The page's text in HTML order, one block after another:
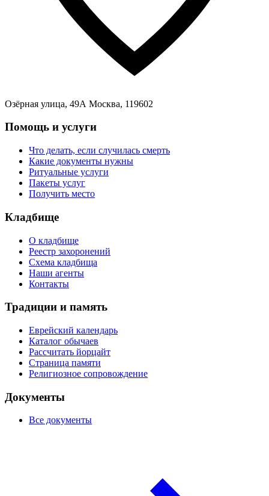
Озёрная улица, 49А Москва, 119602
Помощь и услуги
Что делать, если случилась смерть
Какие документы нужны
Ритуальные услуги
Пакеты услуг
Получить место
Кладбище
О кладбище
Реестр захоронений
Схема кладбища
Наши агенты
Контакты
Традиции и память
Еврейский календарь
Каталог обычаев
Рассчитать йорцайт
Страница памяти
Религиозное сопровождение
Документы
Все документы